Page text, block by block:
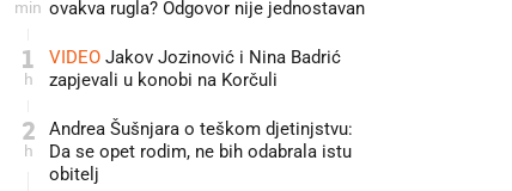
min ovakva rugla? Odgovor nije jednostavan
1
h
VIDEO Jakov Jozinović i Nina Badrić
zapjevali u konobi na Korčuli
2
h
Andrea Šušnjara o teškom djetinjstvu:
Da se opet rodim, ne bih odabrala istu
obitelj